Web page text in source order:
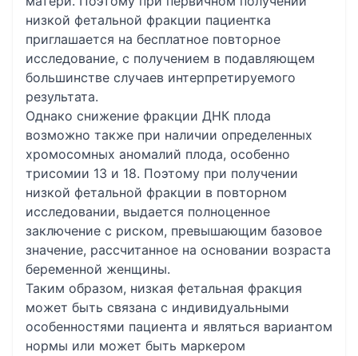
низкой фетальной фракции пациентка
приглашается на бесплатное повторное
исследование, с получением в подавляющем
большинстве случаев интерпретируемого
результата.
Однако снижение фракции ДНК плода
возможно также при наличии определенных
хромосомных аномалий плода, особенно
трисомии 13 и 18. Поэтому при получении
низкой фетальной фракции в повторном
исследовании, выдается полноценное
заключение с риском, превышающим базовое
значение, рассчитанное на основании возраста
беременной женщины.
Таким образом, низкая фетальная фракция
может быть связана с индивидуальными
особенностями пациента и являться вариантом
нормы или может быть маркером